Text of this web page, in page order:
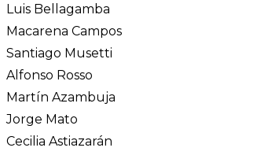
Luis Bellagamba
Macarena Campos
Santiago Musetti
Alfonso Rosso
Martín Azambuja
Jorge Mato
Cecilia Astiazarán